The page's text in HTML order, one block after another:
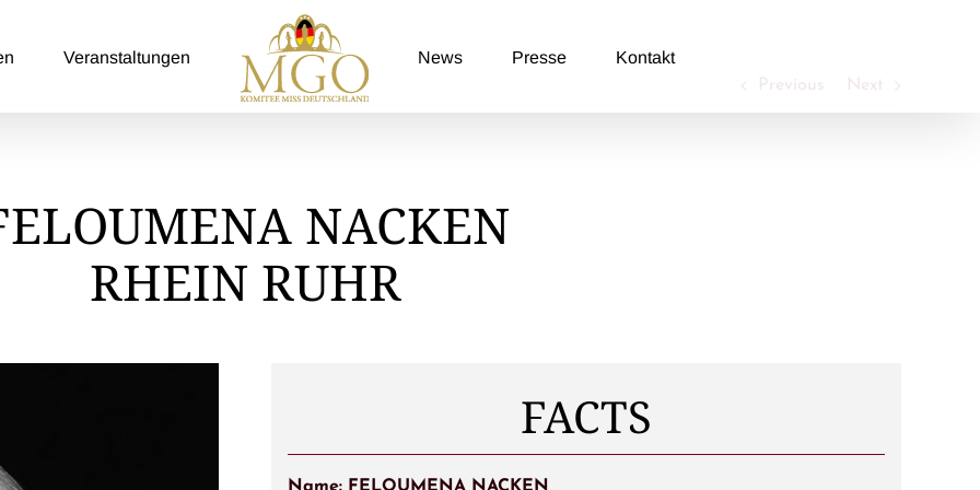
Veranstaltungen News Presse Kontakt
Previous Next
NACKEN
RHEIN RUHR
FACTS